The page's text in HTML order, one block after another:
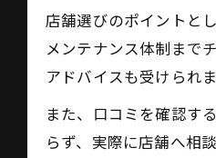
店舗選びのポイントと
メンテナンス体制まで
アドバイスも受けられま
また、口コミを確認す
らず、実際に店舗へ相